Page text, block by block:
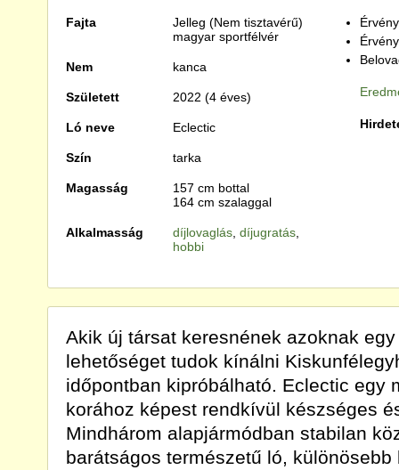
Fajta
Jelleg (Nem tisztavérű)
magyar sportfélvér
Nem kanca
Született 2022 (4 éves)
Ló neve Eclectic
Szín tarka
Magasság
157 cm bottal
164 cm szalaggal
Alkalmasság díjlovaglás, díjugratás,
hobbi
Akik új társat keresnének azoknak
lehetőséget tudok kínálni
időpontban kipróbálható. Eclectic egy
korához képest rendkívül készséges
Mindhárom alapjármódban stabilan
barátságos természetű ló, különösebb